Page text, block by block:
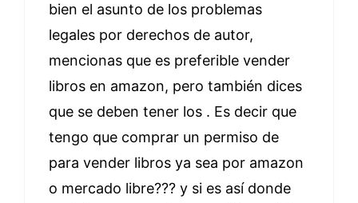
bien el asunto de los problemas
legales por derechos de autor,
mencionas que es preferible vender
libros en amazon, pero también dices
que se deben tener los . Es decir que
tengo que comprar un permiso de
para vender libros ya sea por amazon
o mercado libre??? y si es así donde